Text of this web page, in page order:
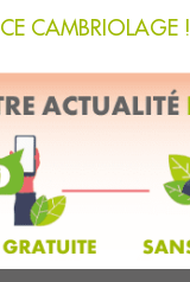
CAMBRIOLAGE !